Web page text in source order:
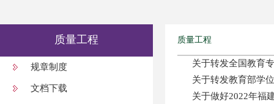
质量工程
规章制度
文档下载
质量工程
关于转发全国教育
关于转发教育部学
关于做好2022年福